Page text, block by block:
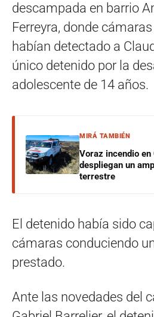
descampada en barrio
Ferreyra, donde
habían detectado a
único detenido por la
adolescente de 14 años.
MIRÁ TAMBIÉN
Voraz incendio
despliegan un
terrestre
El detenido había sido
cámaras conduciendo
prestado.
Ante las novedades del